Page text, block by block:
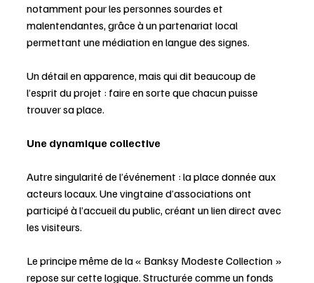
notamment pour les personnes sourdes et
malentendantes, grâce à un partenariat local
permettant une médiation en langue des signes.
Un détail en apparence, mais qui dit beaucoup de
l’esprit du projet : faire en sorte que chacun puisse
trouver sa place.
Une dynamique collective
Autre singularité de l’événement : la place donnée aux
acteurs locaux. Une vingtaine d’associations ont
participé à l’accueil du public, créant un lien direct avec
les visiteurs.
Le principe même de la « Banksy Modeste Collection »
repose sur cette logique. Structurée comme un fonds